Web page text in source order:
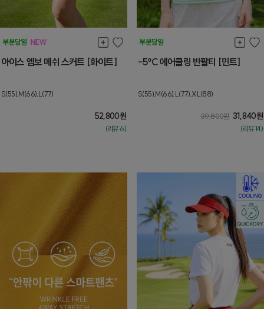
아이스 엠보 메쉬 스커트 [화이트]
S(55),M(66),L(77)
52,800원
(리뷰:6)
-5ºC 에어쿨링 반팔티 [민트]
S(55),M(66),L(77),XL(88)
39,800원 31,840원
(리뷰:14)